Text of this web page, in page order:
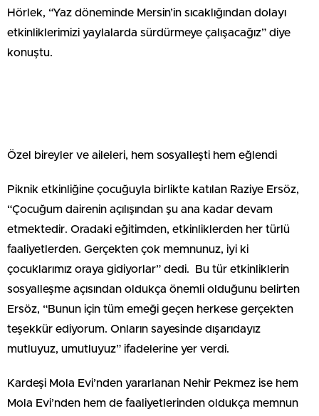
Hörlek, “Yaz döneminde Mersin’in sıcaklığından dolayı
etkinliklerimizi yaylalarda sürdürmeye çalışacağız” diye
konuştu.
Özel bireyler ve aileleri, hem sosyalleşti hem eğlendi
Piknik etkinliğine çocuğuyla birlikte katılan Raziye Ersöz,
“Çocuğum dairenin açılışından şu ana kadar devam
etmektedir. Oradaki eğitimden, etkinliklerden her türlü
faaliyetlerden. Gerçekten çok memnunuz, iyi ki
çocuklarımız oraya gidiyorlar” dedi. Bu tür etkinliklerin
sosyalleşme açısından oldukça önemli olduğunu belirten
Ersöz, “Bunun için tüm emeği geçen herkese gerçekten
teşekkür ediyorum. Onların sayesinde dışarıdayız
mutluyuz, umutluyuz” ifadelerine yer verdi.
Kardeşi Mola Evi’nden yararlanan Nehir Pekmez ise hem
Mola Evi’nden hem de faaliyetlerinden oldukça memnun